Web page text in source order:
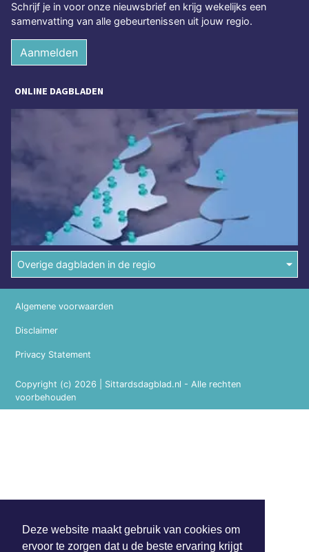
Deze website maakt gebruik van cookies om
ervoor te zorgen dat u de beste ervaring krijgt
Schrijf je in voor onze nieuwsbrief en krijg wekelijks een
samenvatting van alle gebeurtenissen uit jouw regio.
Aanmelden
ONLINE DAGBLADEN
Overige dagbladen in de regio
Copyright (c) 2026 | Sittardsdagblad.nl - Alle rechten
voorbehouden
Algemene voorwaarden
Disclaimer
Privacy Statement